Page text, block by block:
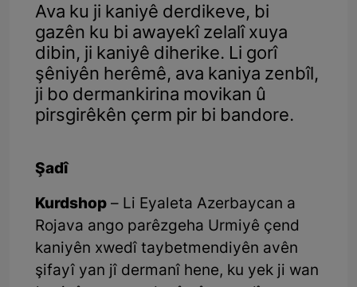
Ava ku ji kaniyê derdikeve, bi
gazên ku bi awayekî zelalî xuya
dibin, ji kaniyê diherike. Li gorî
şêniyên herêmê, ava kaniya zenbîl,
ji bo dermankirina movikan û
pirsgirêkên çerm pir bi bandore.
Şadî
Kurdshop – Li Eyaleta Azerbaycan a
Rojava ango parêzgeha Urmiyê çend
kaniyên xwedî taybetmendiyên avên
şifayî yan jî dermanî hene, ku yek ji wan